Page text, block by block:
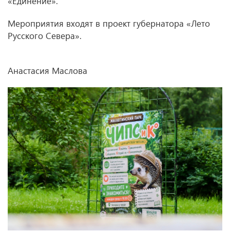
Мероприятия входят в проект губернатора «Лето
Русского Севера».
Анастасия Маслова